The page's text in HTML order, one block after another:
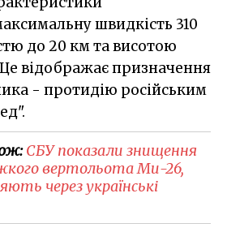
швидкість 310
до 20 км та висотою
відображає призначення
- протидію російським
СБУ показали знищення
вертольота Ми-26,
через українські